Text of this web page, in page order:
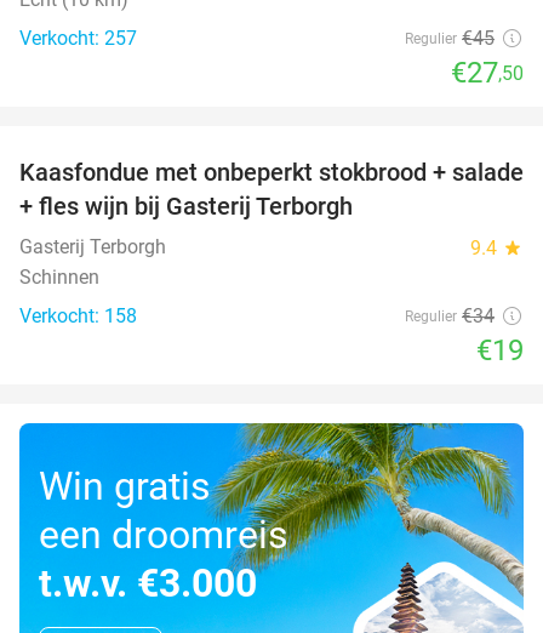
Verkocht: 257
Regulier €45
€27,50
44%
Kaasfondue met onbeperkt stokbrood + salade
+ fles wijn bij Gasterij Terborgh
Gasterij Terborgh 9.4 star
Schinnen
Verkocht: 158
Regulier €34
€19
Win gratis
een droomreis
t.w.v. €3.000